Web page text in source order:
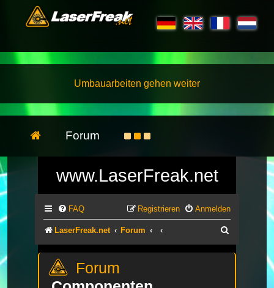
Umbauarbeiten gehen weiter
Forum
www.LaserFreak.net
FAQ Anmelden
Registrieren
LaserFreak.net Forum